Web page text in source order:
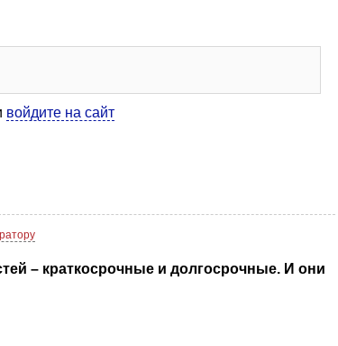
войдите на сайт
– краткосрочные и долгосрочные. И они